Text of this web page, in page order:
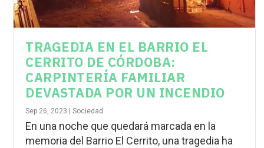
TRAGEDIA EN EL BARRIO EL
CERRITO DE CÓRDOBA:
CARPINTERÍA FAMILIAR
DEVASTADA POR UN INCENDIO
Sep 26, 2023 |Sociedad
En una noche que quedará marcada en la
memoria del Barrio El Cerrito, una tragedia ha